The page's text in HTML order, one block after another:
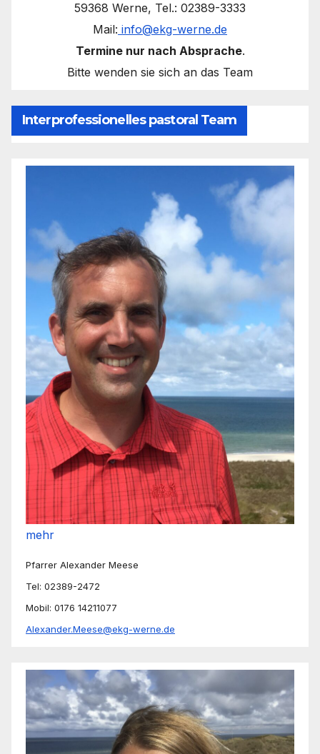
59368 Werne, Tel.: 02389-3333
Mail: info@ekg-werne.de
Termine nur nach Absprache.
Bitte wenden sie sich an das Team
Interprofessionelles pastoral Team
mehr
Pfarrer Alexander Meese
Tel: 02389-2472
Mobil: 0176 14211077
Alexander.Meese@ekg-werne.de